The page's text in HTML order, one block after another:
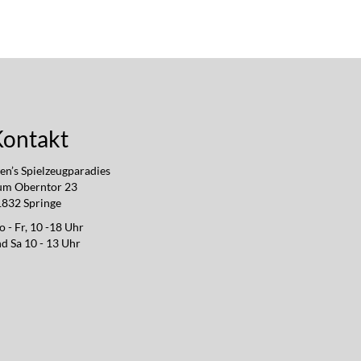
Spielzeugparadies
Oberntor 23
Springe
- Fr, 10 -18 Uhr
Sa 10 - 13 Uhr